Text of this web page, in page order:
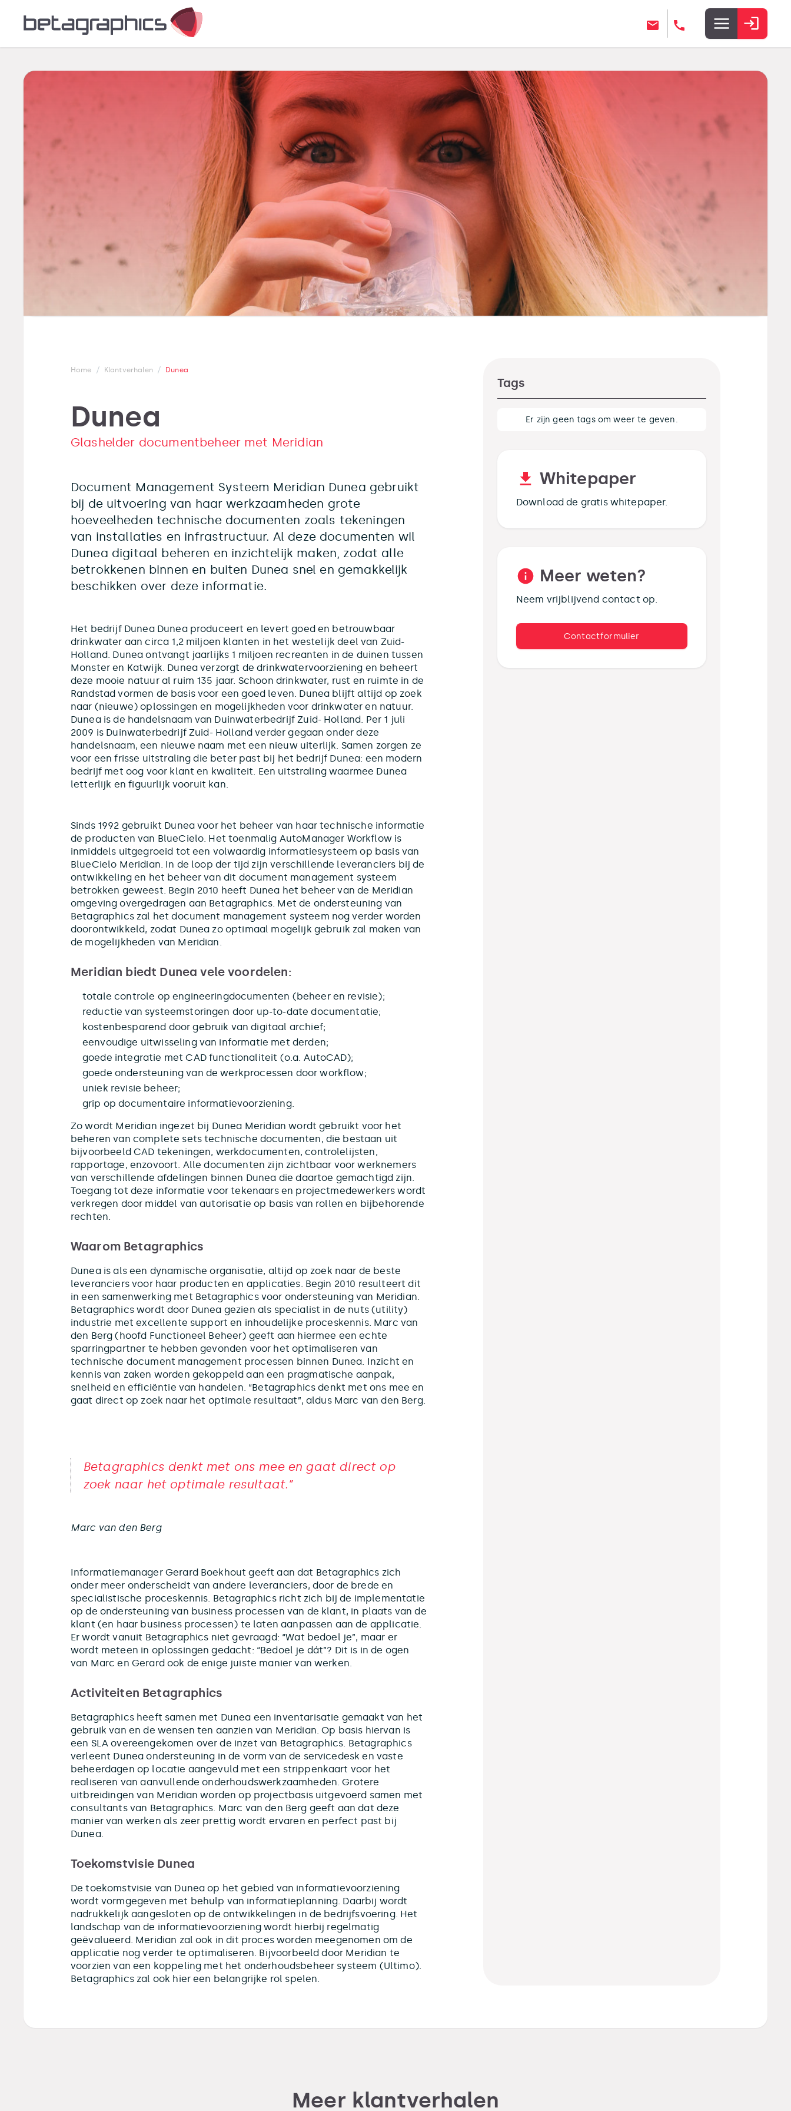
Home / Klantverhalen / Dunea
Dunea
Glashelder documentbeheer met Meridian
Document Management Systeem Meridian Dunea gebruikt
bij de uitvoering van haar werkzaamheden grote
hoeveelheden technische documenten zoals tekeningen
van installaties en infrastructuur. Al deze documenten wil
Dunea digitaal beheren en inzichtelijk maken, zodat alle
betrokkenen binnen en buiten Dunea snel en gemakkelijk
beschikken over deze informatie.
Het bedrijf Dunea Dunea produceert en levert goed en betrouwbaar
drinkwater aan circa 1,2 miljoen klanten in het westelijk deel van Zuid-
Holland. Dunea ontvangt jaarlijks 1 miljoen recreanten in de duinen tussen
Monster en Katwijk. Dunea verzorgt de drinkwatervoorziening en beheert
deze mooie natuur al ruim 135 jaar. Schoon drinkwater, rust en ruimte in de
Randstad vormen de basis voor een goed leven. Dunea blijft altijd op zoek
naar (nieuwe) oplossingen en mogelijkheden voor drinkwater en natuur.
Dunea is de handelsnaam van Duinwaterbedrijf Zuid- Holland. Per 1 juli
2009 is Duinwaterbedrijf Zuid- Holland verder gegaan onder deze
handelsnaam, een nieuwe naam met een nieuw uiterlijk. Samen zorgen ze
voor een frisse uitstraling die beter past bij het bedrijf Dunea: een modern
bedrijf met oog voor klant en kwaliteit. Een uitstraling waarmee Dunea
letterlijk en figuurlijk vooruit kan.
Sinds 1992 gebruikt Dunea voor het beheer van haar technische informatie
de producten van BlueCielo. Het toenmalig AutoManager Workflow is
inmiddels uitgegroeid tot een volwaardig informatiesysteem op basis van
BlueCielo Meridian. In de loop der tijd zijn verschillende leveranciers bij de
ontwikkeling en het beheer van dit document management systeem
betrokken geweest. Begin 2010 heeft Dunea het beheer van de Meridian
omgeving overgedragen aan Betagraphics. Met de ondersteuning van
Betagraphics zal het document management systeem nog verder worden
doorontwikkeld, zodat Dunea zo optimaal mogelijk gebruik zal maken van
de mogelijkheden van Meridian.
Meridian biedt Dunea vele voordelen:
totale controle op engineeringdocumenten (beheer en revisie);
reductie van systeemstoringen door up-to-date documentatie;
kostenbesparend door gebruik van digitaal archief;
eenvoudige uitwisseling van informatie met derden;
goede integratie met CAD functionaliteit (o.a. AutoCAD);
goede ondersteuning van de werkprocessen door workflow;
uniek revisie beheer;
grip op documentaire informatievoorziening.
Zo wordt Meridian ingezet bij Dunea Meridian wordt gebruikt voor het
beheren van complete sets technische documenten, die bestaan uit
bijvoorbeeld CAD tekeningen, werkdocumenten, controlelijsten,
rapportage, enzovoort. Alle documenten zijn zichtbaar voor werknemers
van verschillende afdelingen binnen Dunea die daartoe gemachtigd zijn.
Toegang tot deze informatie voor tekenaars en projectmedewerkers wordt
verkregen door middel van autorisatie op basis van rollen en bijbehorende
rechten.
Waarom Betagraphics
Dunea is als een dynamische organisatie, altijd op zoek naar de beste
leveranciers voor haar producten en applicaties. Begin 2010 resulteert dit
in een samenwerking met Betagraphics voor ondersteuning van Meridian.
Betagraphics wordt door Dunea gezien als specialist in de nuts (utility)
industrie met excellente support en inhoudelijke proceskennis. Marc van
den Berg (hoofd Functioneel Beheer) geeft aan hiermee een echte
sparringpartner te hebben gevonden voor het optimaliseren van
technische document management processen binnen Dunea. Inzicht en
kennis van zaken worden gekoppeld aan een pragmatische aanpak,
snelheid en efficiëntie van handelen. “Betagraphics denkt met ons mee en
gaat direct op zoek naar het optimale resultaat”, aldus Marc van den Berg.
Betagraphics denkt met ons mee en gaat direct op
zoek naar het optimale resultaat.”
Marc van den Berg
Informatiemanager Gerard Boekhout geeft aan dat Betagraphics zich
onder meer onderscheidt van andere leveranciers, door de brede en
specialistische proceskennis. Betagraphics richt zich bij de implementatie
op de ondersteuning van business processen van de klant, in plaats van de
klant (en haar business processen) te laten aanpassen aan de applicatie.
Er wordt vanuit Betagraphics niet gevraagd: “Wat bedoel je”, maar er
wordt meteen in oplossingen gedacht: “Bedoel je dát”? Dit is in de ogen
van Marc en Gerard ook de enige juiste manier van werken.
Activiteiten Betagraphics
Betagraphics heeft samen met Dunea een inventarisatie gemaakt van het
gebruik van en de wensen ten aanzien van Meridian. Op basis hiervan is
een SLA overeengekomen over de inzet van Betagraphics. Betagraphics
verleent Dunea ondersteuning in de vorm van de servicedesk en vaste
beheerdagen op locatie aangevuld met een strippenkaart voor het
realiseren van aanvullende onderhoudswerkzaamheden. Grotere
uitbreidingen van Meridian worden op projectbasis uitgevoerd samen met
consultants van Betagraphics. Marc van den Berg geeft aan dat deze
manier van werken als zeer prettig wordt ervaren en perfect past bij
Dunea.
Toekomstvisie Dunea
De toekomstvisie van Dunea op het gebied van informatievoorziening
wordt vormgegeven met behulp van informatieplanning. Daarbij wordt
nadrukkelijk aangesloten op de ontwikkelingen in de bedrijfsvoering. Het
landschap van de informatievoorziening wordt hierbij regelmatig
geëvalueerd. Meridian zal ook in dit proces worden meegenomen om de
applicatie nog verder te optimaliseren. Bijvoorbeeld door Meridian te
voorzien van een koppeling met het onderhoudsbeheer systeem (Ultimo).
Betagraphics zal ook hier een belangrijke rol spelen.
Tags
Er zijn geen tags om weer te geven.
Whitepaper
Download de gratis whitepaper.
Meer weten?
Neem vrijblijvend contact op.
Contactformulier
Meer klantverhalen